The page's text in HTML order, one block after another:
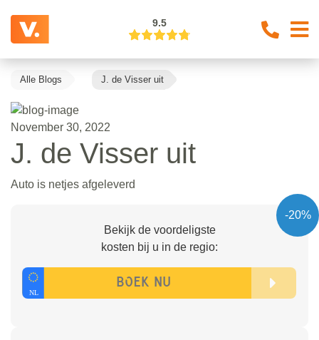
9.5
Alle Blogs J. de Visser uit
November 30, 2022
J. de Visser uit
Auto is netjes afgeleverd
-20%
Bekijk de voordeligste
kosten bij u in de regio: